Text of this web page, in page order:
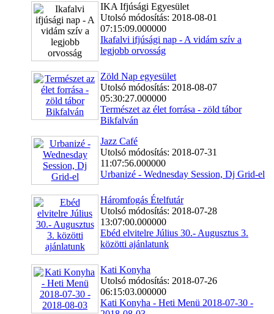
IKA Ifjúsági Egyesület
Utolsó módosítás: 2018-08-01
07:15:09.000000
Ikafalvi ifjúsági nap - A vidám szív a
legjobb orvosság
Zöld Nap egyesület
Utolsó módosítás: 2018-08-07
05:30:27.000000
Természet az élet forrása - zöld tábor
Bikfalván
Jazz Café
Utolsó módosítás: 2018-07-31
11:07:56.000000
Urbanizé - Wednesday Session, Dj Grid-el
Háromfogás Ételfutár
Utolsó módosítás: 2018-07-28
13:07:00.000000
Ebéd elvitelre Július 30.- Augusztus 3.
közötti ajánlatunk
Kati Konyha
Utolsó módosítás: 2018-07-26
06:15:03.000000
Kati Konyha - Heti Menü 2018-07-30 -